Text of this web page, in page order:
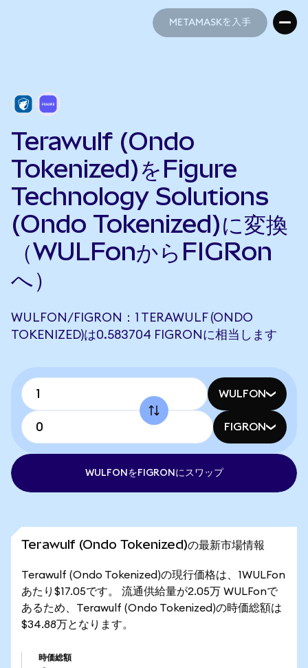
METAMASKを入手
Terawulf (Ondo
Tokenized)をFigure
Technology Solutions
(Ondo Tokenized)に変換
（WULFonからFIGRon
へ）
WULFON/FIGRON：1 TERAWULF (ONDO
TOKENIZED)は0.583704 FIGRONに相当します
WULFON
FIGRON
WULFONをFIGRONにスワップ
Terawulf (Ondo Tokenized)の最新市場情報
Terawulf (Ondo Tokenized)の現行価格は、1WULFon
あたり$17.05です。 流通供給量が2.05万 WULFonで
あるため、Terawulf (Ondo Tokenized)の時価総額は
$34.88万となります。
時価総額